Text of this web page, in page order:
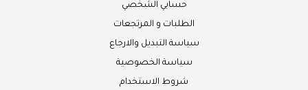
حسابي الشخصي
الطلبات و المرتجعات
سياسة التبديل والارجاع
سياسة الخصوصية
شروط الاستخدام